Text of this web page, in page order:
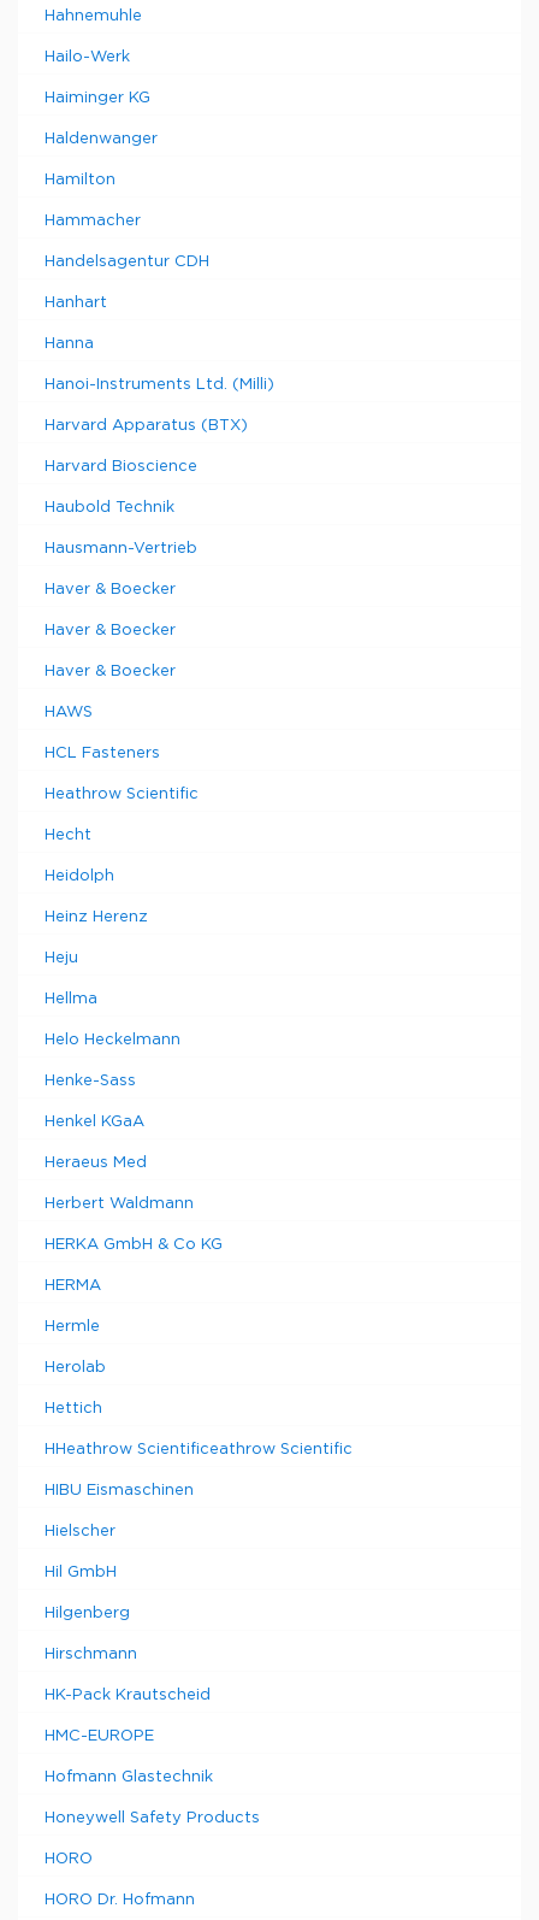
Hahnemuhle
Hailo-Werk
Haiminger KG
Haldenwanger
Hamilton
Hammacher
Handelsagentur CDH
Hanhart
Hanna
Hanoi-Instruments Ltd. (Milli)
Harvard Apparatus (BTX)
Harvard Bioscience
Haubold Technik
Hausmann-Vertrieb
Haver & Boecker
Haver & Boecker
Haver & Boecker
HAWS
HCL Fasteners
Heathrow Scientific
Hecht
Heidolph
Heinz Herenz
Heju
Hellma
Helo Heckelmann
Henke-Sass
Henkel KGaA
Heraeus Med
Herbert Waldmann
HERKA GmbH & Co KG
HERMA
Hermle
Herolab
Hettich
HHeathrow Scientificeathrow Scientific
HIBU Eismaschinen
Hielscher
Hil GmbH
Hilgenberg
Hirschmann
HK-Pack Krautscheid
HMC-EUROPE
Hofmann Glastechnik
Honeywell Safety Products
HORO
HORO Dr. Hofmann